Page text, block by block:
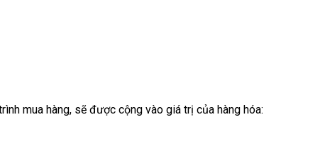
mua hàng, sẽ được cộng vào giá trị của hàng hóa: